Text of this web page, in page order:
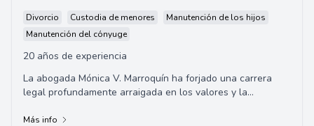
Divorcio Custodia de menores
Manutención de los hijos
Manutención del cónyuge
20 años de experiencia
La abogada Mónica V. Marroquín ha forjado una carrera
legal profundamente arraigada en los valores y la
Más info